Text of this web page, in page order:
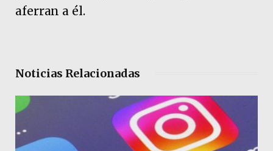
aferran a él.
Noticias Relacionadas